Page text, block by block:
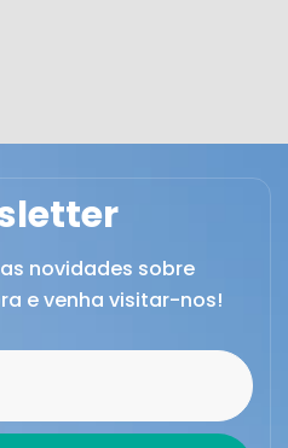
novidades sobre
e venha visitar-nos!